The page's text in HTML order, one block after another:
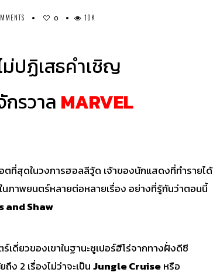
0 10K
ม่ปฏิเสธคำเชิญ
กรวาล MARVEL
ตที่สุดในวงการฮอลลีวู้ด เจ้าของนักแสดงที่ทำรายได้
นภาพยนตร์หลายต่อหลายเรื่อง อย่างที่รู้กันว่าตอนนี้
and Shaw
เดี่ยวของเขาในฐานะซูเปอร์ฮีโร่จากทางฝั่งดีซี
2 เรื่องไม่ว่าจะเป็นJungle Cruiseหรือ